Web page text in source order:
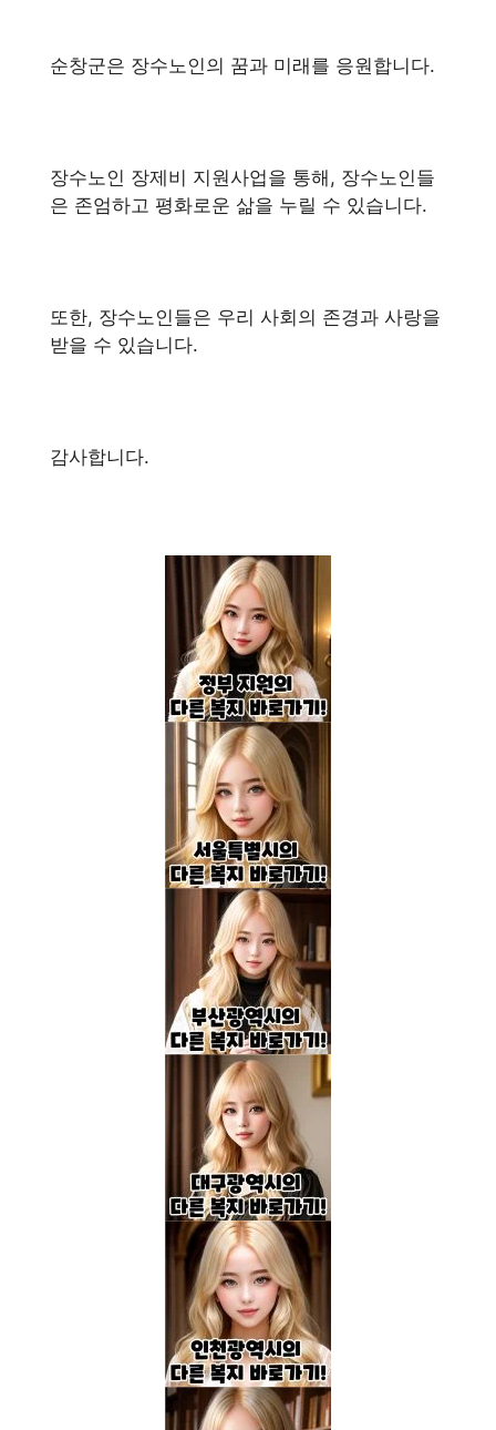
순창군은 장수노인의 꿈과 미래를 응원합니다.
장수노인 장제비 지원사업을 통해, 장수노인들
은 존엄하고 평화로운 삶을 누릴 수 있습니다.
또한, 장수노인들은 우리 사회의 존경과 사랑을
받을 수 있습니다.
감사합니다.